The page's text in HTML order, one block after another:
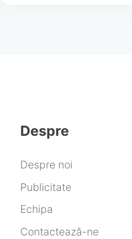
Despre
Despre noi
Publicitate
Echipa
Contactează-ne